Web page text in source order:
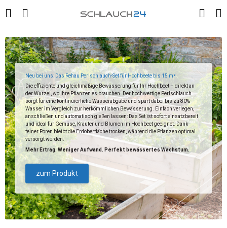
Neu bei uns: Das Rehau Perlschlauch-Set für Hochbeete bis 15 m²
Die effiziente und gleichmäßige Bewässerung für Ihr Hochbeet – direkt an
der Wurzel, wo Ihre Pflanzen es brauchen. Der hochwertige Perlschlauch
sorgt für eine kontinuierliche Wasserabgabe und spart dabei bis zu 80%
Wasser im Vergleich zur herkömmlichen Bewässerung. Einfach verlegen,
anschließen und automatisch gießen lassen: Das Set ist sofort einsatzbereit
und ideal für Gemüse, Kräuter und Blumen im Hochbeet geeignet. Dank
feiner Poren bleibt die Erdoberfläche trocken, während die Pflanzen optimal
versorgt werden.
Mehr Ertrag. Weniger Aufwand. Perfekt bewässertes Wachstum.
zum Produkt